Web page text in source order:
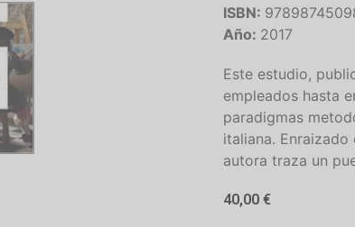
ISBN:
Año: 2017
Este estudio,
empleados hasta
paradigmas
italiana.
autora traza un
40,00€